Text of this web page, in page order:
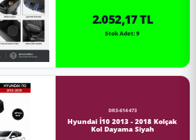
2.052,17 TL
Stok Adet: 9
DRS-614473
Hyundai İ10 2013 - 2018 Kolçak
Kol Dayama Siyah